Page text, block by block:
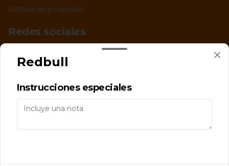
Política de privacidad
Redes sociales
Facebook
Mi cuenta
Iniciar sesión
Redbull
Instrucciones especiales